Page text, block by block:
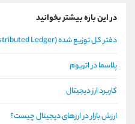
در این باره بیشتر بخوانید
دفتر کل توزیع شده (Distributed Ledger) چیست؟
پلاسما در اتریوم
کاربرد ارز دیجیتال
ارزش بازار در ارزهای دیجیتال چیست؟